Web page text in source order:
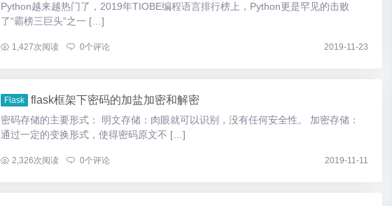
Python越来越热门了，2019年TIOBE编程语言排行榜上，Python更是罕见的击败
了“霸榜三巨头”之一 […]
... 1,427次阅读 0个评论 2019-11-23
Flask flask框架下密码的加盐加密和解密
密码存储的主要形式： 明文存储：肉眼就可以识别，没有任何安全性。 加密存储：
通过一定的变换形式，使得密码原文不 […]
... 2,326次阅读 0个评论 2019-11-11